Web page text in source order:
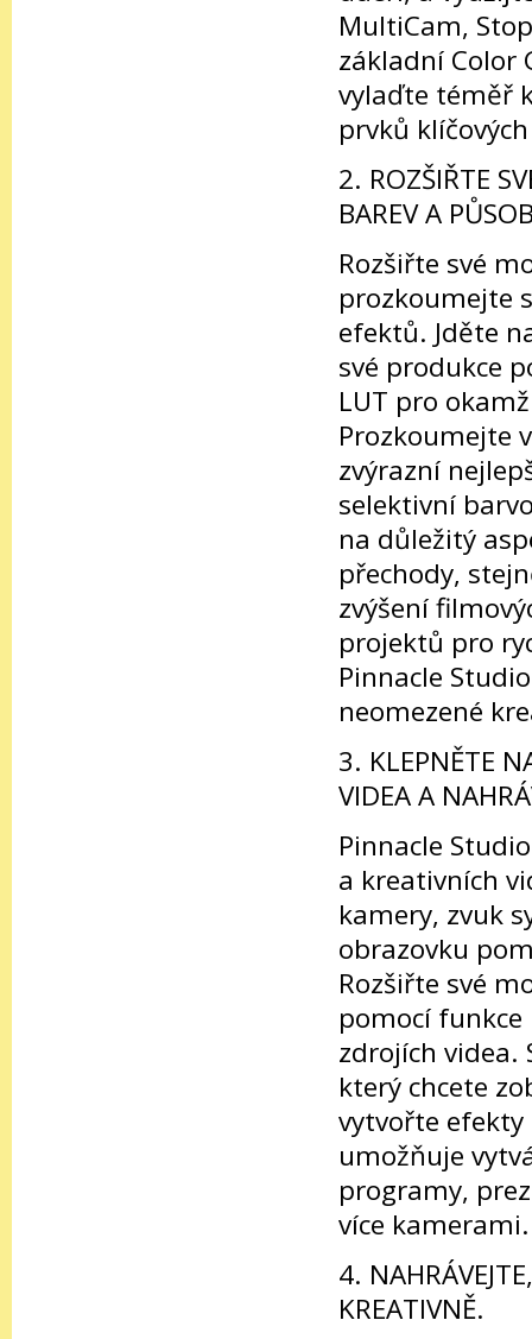
MultiCam,
základní Color
vylaďte téměř
prvků
2. ROZŠIŘTE
BAREV A
Rozšiřte své
prozkoumejte
efektů. Jděte
své produkce
LUT pro
Prozkoumejte
zvýrazní
selektivní
na důležitý
přechody,
zvýšení
projektů pro
Pinnacle
neomezené
3. KLEPNĚTE
VIDEA A
Pinnacle
a kreativních
kamery, zvuk
obrazovku
Rozšiřte své
pomocí
zdrojích videa.
který chcete
vytvořte efekty
umožňuje
programy,
více kamerami.
4.
KREATIVNĚ.